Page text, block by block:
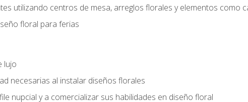
utilizando centros de mesa, arreglos florales y elementos como
floral para ferias
lujo
necesarias al instalar diseños florales
nupcial y a comercializar sus habilidades en diseño floral